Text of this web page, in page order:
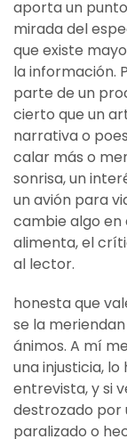
aporta un
mirada del
que existe
la información.
parte de un
cierto que un
narrativa o
calar más o
sonrisa, un
un avión para
cambie algo en
alimenta, el
al lector.
honesta que
se la
ánimos. A mí
una injusticia,
entrevista, y si
destrozado por
paralizado o